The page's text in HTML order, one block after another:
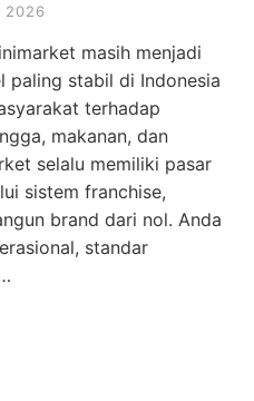
2026
masih menjadi
paling stabil di Indonesia
terhadap
makanan, dan
selalu memiliki pasar
sistem franchise,
brand dari nol. Anda
standar